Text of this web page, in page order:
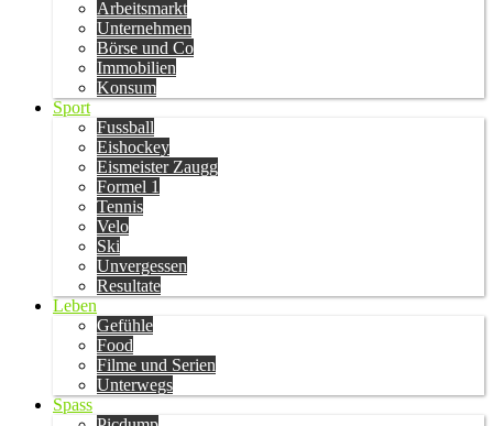
Arbeitsmarkt
Unternehmen
Börse und Co
Immobilien
Konsum
Sport
Fussball
Eishockey
Eismeister Zaugg
Formel 1
Tennis
Velo
Ski
Unvergessen
Resultate
Leben
Gefühle
Food
Filme und Serien
Unterwegs
Spass